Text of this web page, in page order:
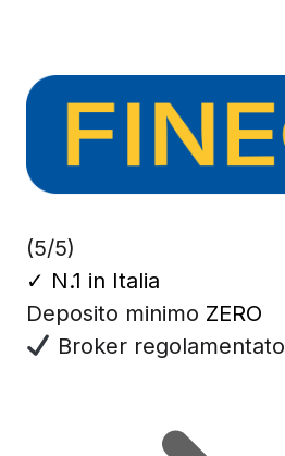
(5/5)
✓ N.1 in Italia
Deposito minimo ZERO
Broker regolamentato